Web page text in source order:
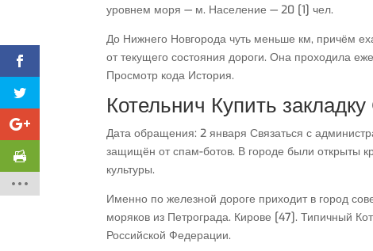
уровнем моря — м. Население — 20 [1] чел.
До Нижнего Новгорода чуть меньше км, причём
от текущего состояния дороги. Она проходила
Просмотр кода История.
Котельнич Купить
Дата обращения: 2 января Связаться с
защищён от спам-ботов. В городе были открыты
культуры.
Именно по железной дороге приходит в город
моряков из Петрограда. Кирове [47]. Типичный
Российской Федерации.